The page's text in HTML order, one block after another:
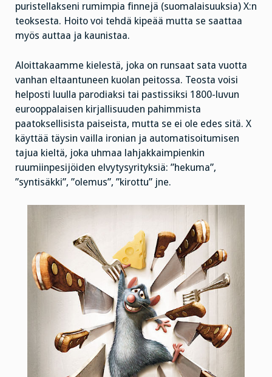
puristellakseni rumimpia finnejä (suomalaisuuksia) X:n
teoksesta. Hoito voi tehdä kipeää mutta se saattaa
myös auttaa ja kaunistaa.
Aloittakaamme kielestä, joka on runsaat sata vuotta
vanhan eltaantuneen kuolan peitossa. Teosta voisi
helposti luulla parodiaksi tai pastissiksi 1800-luvun
eurooppalaisen kirjallisuuden pahimmista
paatoksellisista paiseista, mutta se ei ole edes sitä. X
käyttää täysin vailla ironian ja automatisoitumisen
tajua kieltä, joka uhmaa lahjakkaimpienkin
ruumiinpesijöiden elvytysyrityksiä: ”hekuma”,
”syntisäkki”, ”olemus”, ”kirottu” jne.